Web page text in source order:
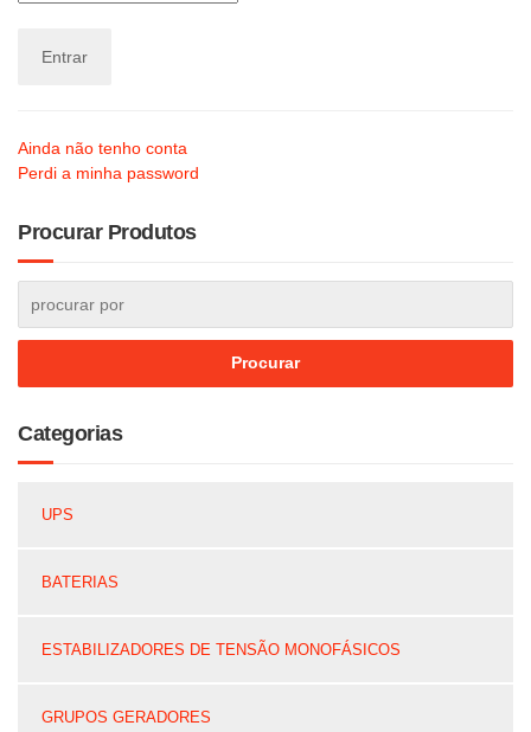
Entrar
Ainda não tenho conta
Perdi a minha password
Procurar Produtos
Categorias
UPS
BATERIAS
ESTABILIZADORES DE TENSÃO MONOFÁSICOS
GRUPOS GERADORES